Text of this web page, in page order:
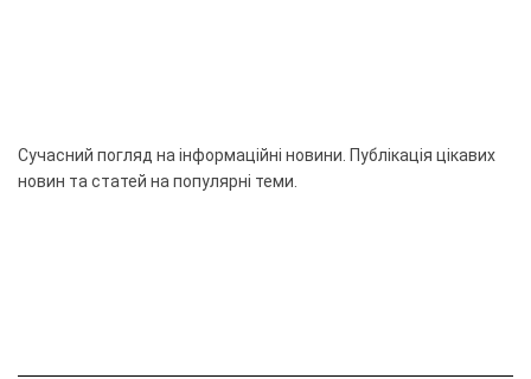
Сучасний погляд на інформаційні новини. Публікація цікавих
новин та статей на популярні теми.